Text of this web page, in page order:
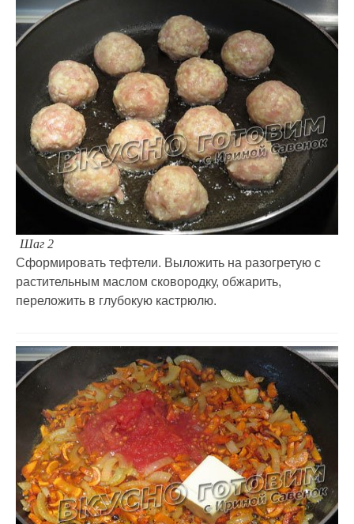
Шаг 2
Сформировать тефтели. Выложить на разогретую с
растительным маслом сковородку, обжарить,
переложить в глубокую кастрюлю.